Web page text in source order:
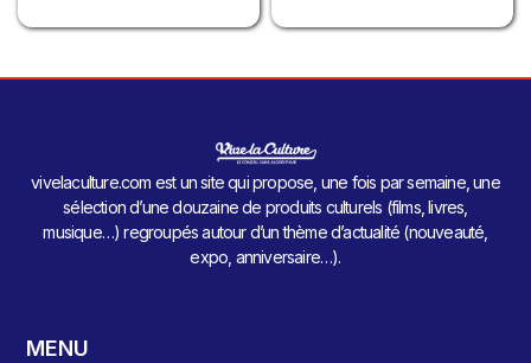
vivelaculture.com est un site qui propose, une fois par semaine, une
sélection d’une douzaine de produits culturels (films, livres,
musique…) regroupés autour d’un thème d’actualité (nouveauté,
expo, anniversaire…).
MENU